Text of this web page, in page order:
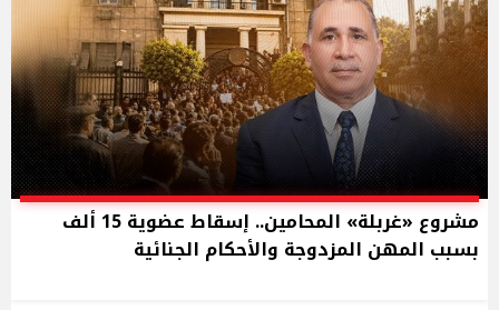
مشروع «غربلة» المحامين.. إسقاط عضوية 15 ألف
بسبب المهن المزدوجة والأحكام الجنائية